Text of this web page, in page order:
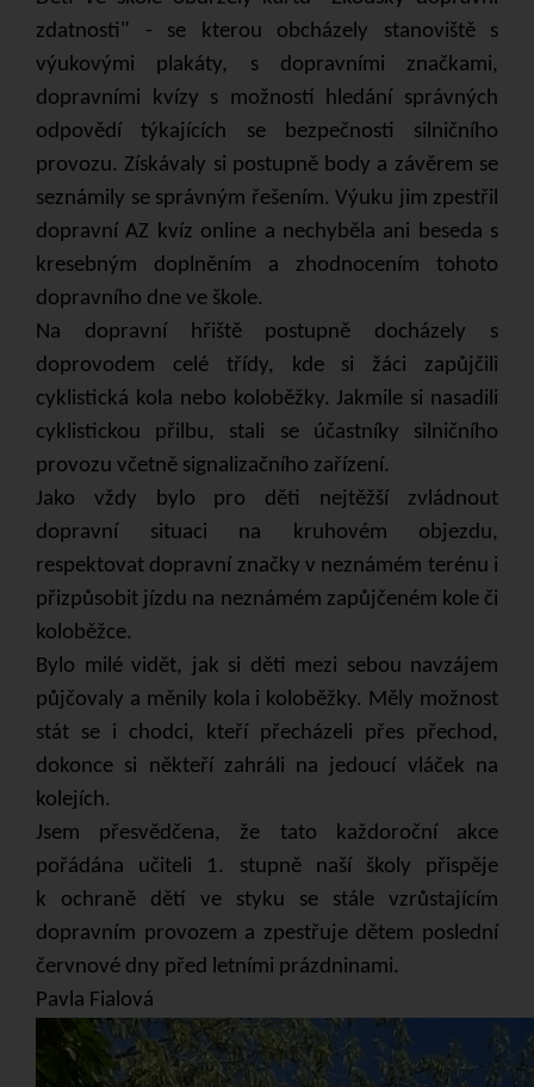
zdatnosti" - se kterou obcházely stanoviště s
výukovými plakáty, s dopravními značkami,
dopravními kvízy s možností hledání správných
odpovědí týkajících se bezpečnosti silničního
provozu. Získávaly si postupně body a závěrem se
seznámily se správným řešením. Výuku jim zpestřil
dopravní AZ kvíz online a nechyběla ani beseda s
kresebným doplněním a zhodnocením tohoto
dopravního dne ve škole.
Na dopravní hřiště postupně docházely s
doprovodem celé třídy, kde si žáci zapůjčili
cyklistická kola nebo koloběžky. Jakmile si nasadili
cyklistickou přilbu, stali se účastníky silničního
provozu včetně signalizačního zařízení.
Jako vždy bylo pro děti nejtěžší zvládnout
dopravní situaci na kruhovém objezdu,
respektovat dopravní značky v neznámém terénu i
přizpůsobit jízdu na neznámém zapůjčeném kole či
koloběžce.
Bylo milé vidět, jak si děti mezi sebou navzájem
půjčovaly a měnily kola i koloběžky. Měly možnost
stát se i chodci, kteří přecházeli přes přechod,
dokonce si někteří zahráli na jedoucí vláček na
kolejích.
Jsem přesvědčena, že tato každoroční akce
pořádána učiteli 1. stupně naší školy přispěje
k ochraně dětí ve styku se stále vzrůstajícím
dopravním provozem a zpestřuje dětem poslední
červnové dny před letními prázdninami.
Pavla Fialová